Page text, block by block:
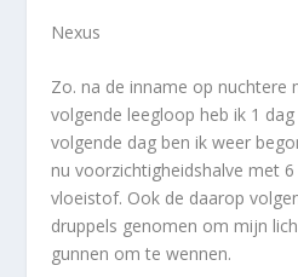
Nexus
Zo. na de inname op nuchtere
volgende leegloop heb ik 1
volgende dag ben ik weer
nu voorzichtigheidshalve met
vloeistof. Ook de daarop
druppels genomen om mijn
gunnen om te wennen.